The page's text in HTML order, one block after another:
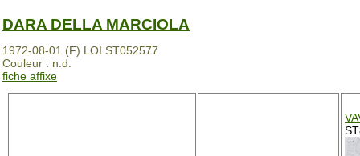
DARA DELLA MARCIOLA
1972-08-01 (F) LOI ST052577
Couleur : n.d.
fiche affixe